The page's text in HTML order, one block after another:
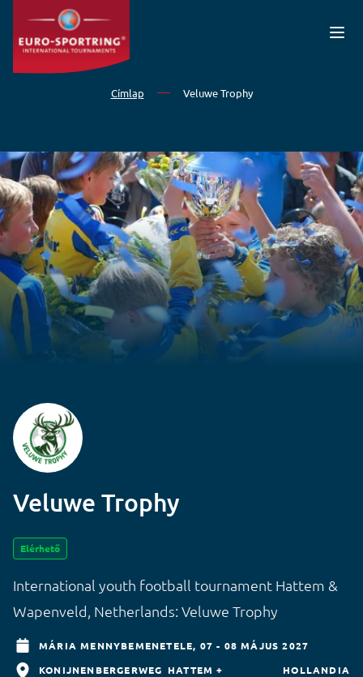
Ugrás a tartalomra
Címlap Veluwe Trophy
Veluwe Trophy
Elérhető
International youth football tournament Hattem &
Wapenveld, Netherlands: Veluwe Trophy
MÁRIA MENNYBEMENETELE, 07 - 08 MÁJUS 2027
KONIJNENBERGERWEG HATTEM +
HOLLANDIA